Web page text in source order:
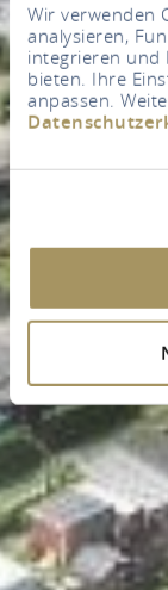
Wir verwenden
analysieren,
integrieren und
bieten. Ihre
anpassen.